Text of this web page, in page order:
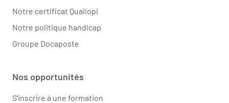
Notre certificat Qualiopi
Notre politique handicap
Groupe Docaposte
Nos opportunités
S'inscrire à une formation